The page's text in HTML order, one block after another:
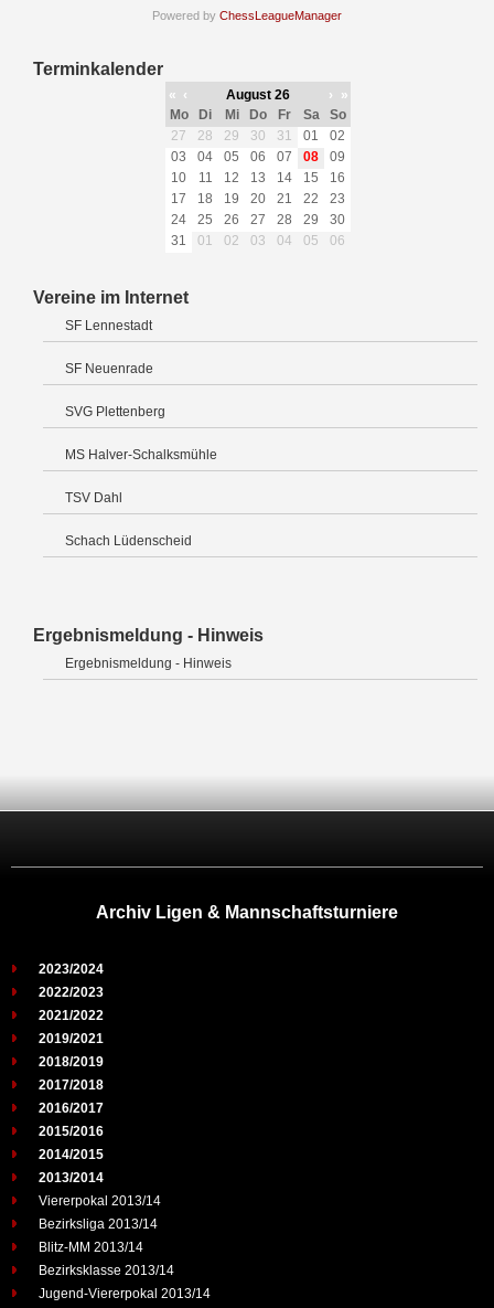
Powered by ChessLeagueManager
Terminkalender
« ‹ August 26 ›
»
Mo
Di Mi Do Fr Sa
So
27
28 29 30 31 01
02
03
04 05 06 07 08
09
10
11 12 13 14 15
16
17
18 19 20 21 22
23
24
25 26 27 28 29
30
31
01 02 03 04 05 06
Vereine im Internet
SF Lennestadt
SF Neuenrade
SVG Plettenberg
MS Halver-Schalksmühle
TSV Dahl
Schach Lüdenscheid
Ergebnismeldung - Hinweis
Ergebnismeldung - Hinweis
Archiv Ligen & Mannschaftsturniere
2023/2024
2022/2023
2021/2022
2019/2021
2018/2019
2017/2018
2016/2017
2015/2016
2014/2015
2013/2014
Viererpokal 2013/14
Bezirksliga 2013/14
Blitz-MM 2013/14
Bezirksklasse 2013/14
Jugend-Viererpokal 2013/14